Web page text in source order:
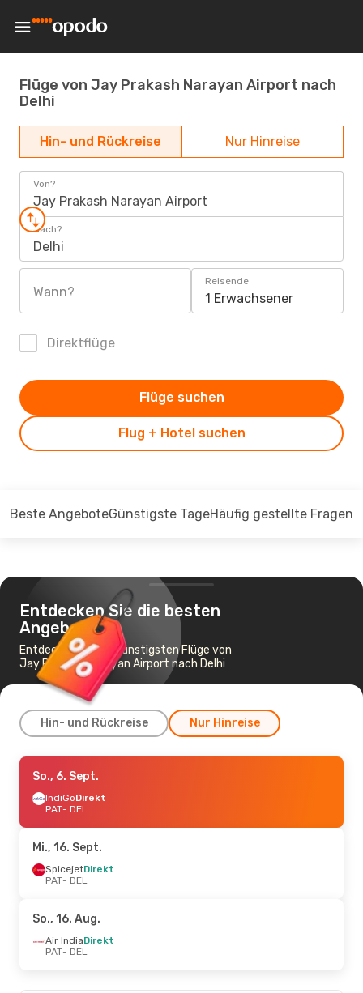
Flüge von Jay Prakash Narayan Airport nach
Delhi
Hin- und Rückreise Nur Hinreise
Von?
Jay Prakash Narayan Airport
Nach?
Delhi
Wann?
Reisende
1 Erwachsener
Direktflüge
Flug + Hotel suchen
Flüge suchen
Beste AngeboteGünstigste TageHäufig gestellte Fragen
Entdecken Sie die besten
Angebote
Entdecken Sie die günstigsten Flüge von
Jay Prakash Narayan Airport nach Delhi
Hin- und Rückreise Nur Hinreise
Fr., 28. Aug.
IndiGoDirekt
PAT- DEL
DEL- PAT
So., 13. Sept.- So., 20. Sept.
IndiGo 1 Zwischenstopp
DEL- PAT
So., 6. Sept.
IndiGoDirekt
PAT- DEL
Mi., 16. Sept.
SpicejetDirekt
PAT- DEL
So., 16. Aug.
Air IndiaDirekt
PAT- DEL